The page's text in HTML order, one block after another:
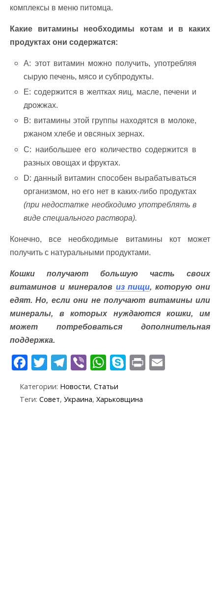
комплексы в меню питомца.
Какие витамины необходимы котам и в каких
продуктах они содержатся:
A: этот витамин можно получить, употребляя
сырую печень, мясо и субпродукты.
E: содержится в желтках яиц, масле, печени и
дрожжах.
B: витамины этой группы находятся в молоке,
ржаном хлебе и овсяных зернах.
C: наибольшее его количество содержится в
разных овощах и фруктах.
D: данный витамин способен вырабатываться
организмом, но его нет в каких-либо продуктах
(при недостатке необходимо употреблять в
виде специального раствора).
Конечно, все необходимые витамины кот может
получить с натуральными продуктами.
Кошки получают большую часть своих
витаминов и минералов из пищи, которую они
едят. Но, если они не получают витамины или
минералы, в которых нуждаются кошки, им
может потребоваться дополнительная
поддержка.
F
e
T
itt
er
T
e
gr
Vi
er
W
at
S
y
p
Pr
Категории: Новости, Статьи
Теги: Совет, Украина, Харьковщина